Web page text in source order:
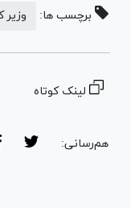
برچسب ها: وزیر
لینک کوتاه
هم‌رسانی: